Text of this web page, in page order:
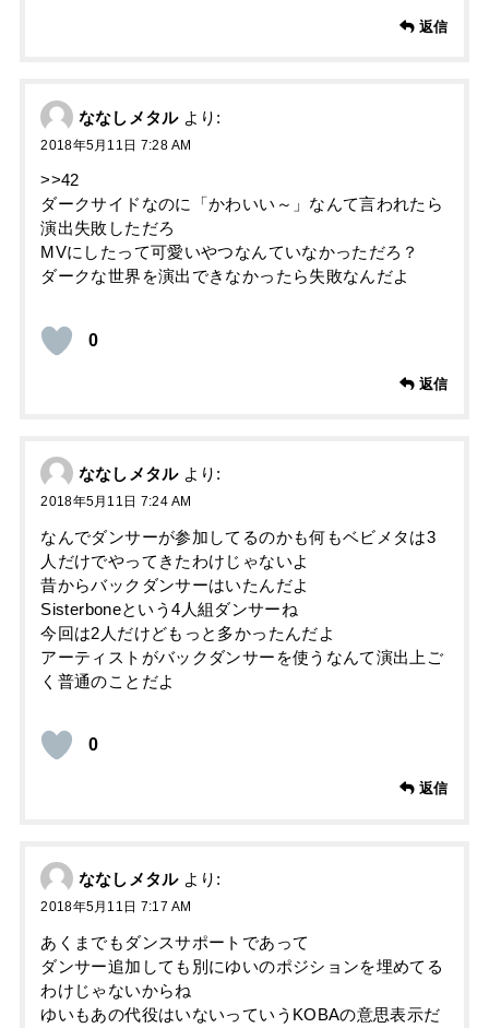
返信
ななしメタル より:
2018年5月11日 7:28 AM
>>42
ダークサイドなのに「かわいい～」なんて言われたら
演出失敗しただろ
MVにしたって可愛いやつなんていなかっただろ？
ダークな世界を演出できなかったら失敗なんだよ
0
返信
ななしメタル より:
2018年5月11日 7:24 AM
なんでダンサーが参加してるのかも何もベビメタは3
人だけでやってきたわけじゃないよ
昔からバックダンサーはいたんだよ
Sisterboneという4人組ダンサーね
今回は2人だけどもっと多かったんだよ
アーティストがバックダンサーを使うなんて演出上ご
く普通のことだよ
0
返信
ななしメタル より:
2018年5月11日 7:17 AM
あくまでもダンスサポートであって
ダンサー追加しても別にゆいのポジションを埋めてる
わけじゃないからね
ゆいもあの代役はいないっていうKOBAの意思表示だ